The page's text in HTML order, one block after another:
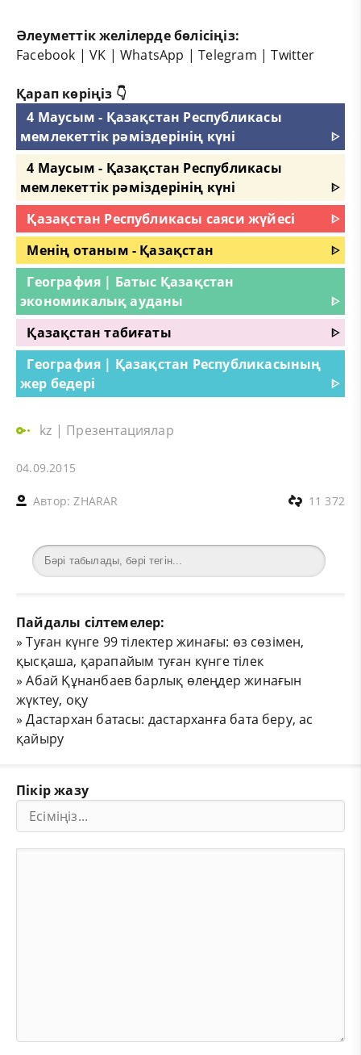
Әлеуметтік желілерде бөлісіңіз:
Facebook |VK |WhatsApp |Telegram |Twitter
Қарап көріңіз 👇
4 Маусым - Қазақстан Республикасы
мемлекеттік рәміздерінің күні
ᐈ
4 Маусым - Қазақстан Республикасы
мемлекеттік рәміздерінің күні
ᐈ
Қазақстан Республикасы саяси жүйесі
ᐈ
Менің отаным - Қазақстан
ᐈ
География | Батыс Қазақстан
экономикалық ауданы
ᐈ
Қазақстан табиғаты
ᐈ
География | Қазақстан Республикасының
жер бедері
ᐈ
kz | Презентациялар
04.09.2015
Автор:ZHARAR 11 372
Пайдалы сілтемелер:
»Туған күнге 99 тілектер жинағы: өз сөзімен,
қысқаша, қарапайым туған күнге тілек
»Абай Құнанбаев барлық өлеңдер жинағын
жүктеу, оқу
»Дастархан батасы: дастарханға бата беру, ас
қайыру
Пікір жазу